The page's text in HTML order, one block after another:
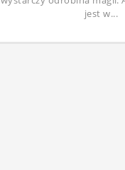
jest w...